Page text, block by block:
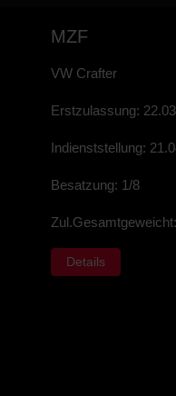
MZF
VW Crafter
Erstzulassung:
Indienststellung:
Besatzung: 1/8
Details